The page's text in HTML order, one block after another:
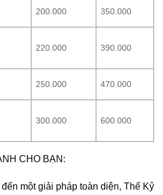
200.000 350.000
220.000 390.000
250.000 470.000
300.000 600.000
CHO BẠN:
một giải pháp toàn diện, Thế Kỷ